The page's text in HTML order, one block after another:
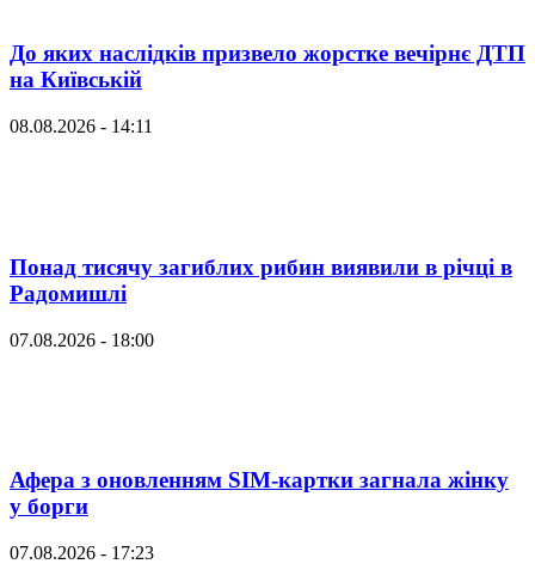
До яких наслідків призвело жорстке вечірнє ДТП
на Київській
08.08.2026 - 14:11
Понад тисячу загиблих рибин виявили в річці в
Радомишлі
07.08.2026 - 18:00
Афера з оновленням SIM-картки загнала жінку
у борги
07.08.2026 - 17:23